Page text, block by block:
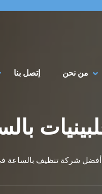
من نحن إتصل بنا
أفضل شركة تنظيف بالساعة في عجمان /